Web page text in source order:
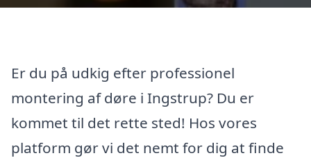
Er du på udkig efter professionel
montering af døre i Ingstrup? Du er
kommet til det rette sted! Hos vores
platform gør vi det nemt for dig at finde